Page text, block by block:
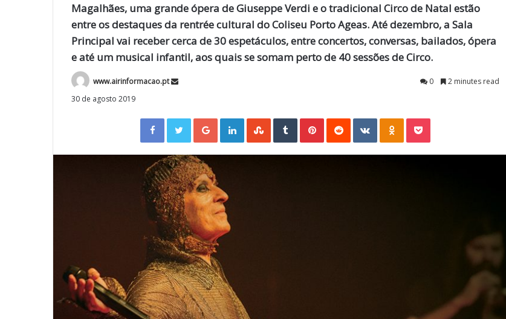
Magalhães, uma grande ópera de Giuseppe Verdi e o tradicional Circo de Natal estão
entre os destaques da rentrée cultural do Coliseu Porto Ageas. Até dezembro, a Sala
Principal vai receber cerca de 30 espetáculos, entre concertos, conversas, bailados, ópera
e até um musical infantil, aos quais se somam perto de 40 sessões de Circo.
www.airinformacao.pt 0
2 minutes read
30 de agosto 2019
Facebook Twitter Google+ LinkedIn StumbleUpon Tumblr VKontakte